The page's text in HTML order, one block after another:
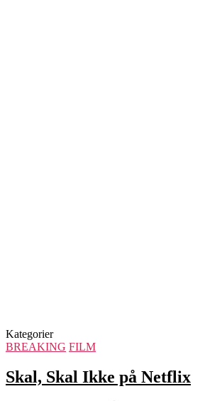
Kategorier
BREAKING FILM
Skal, Skal Ikke på Netflix